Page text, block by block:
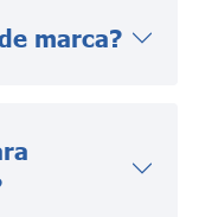
marca?